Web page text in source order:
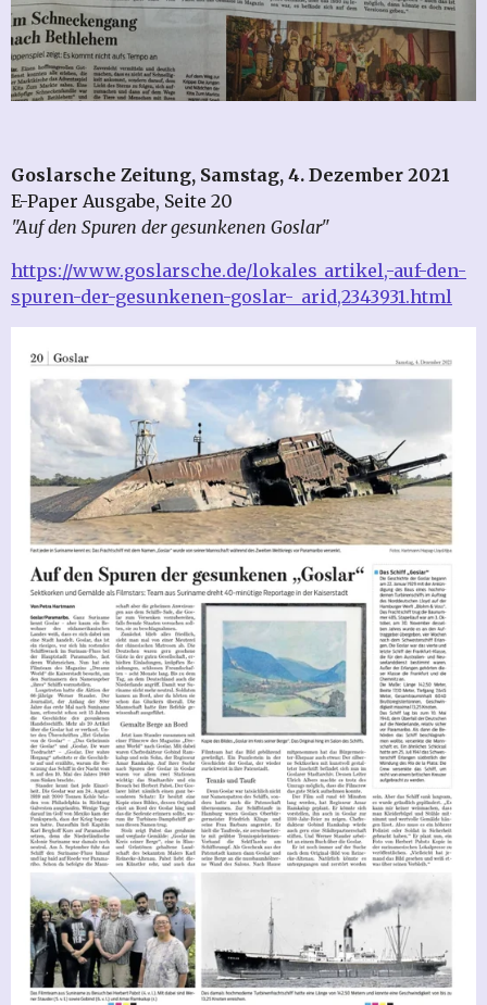
Goslarsche Zeitung, Samstag, 4. Dezember 2021
E-Paper Ausgabe, Seite 20
"Auf den Spuren der gesunkenen Goslar"
https://www.goslarsche.de/lokales_artikel,-auf-den-
spuren-der-gesunkenen-goslar-_arid,2343931.html